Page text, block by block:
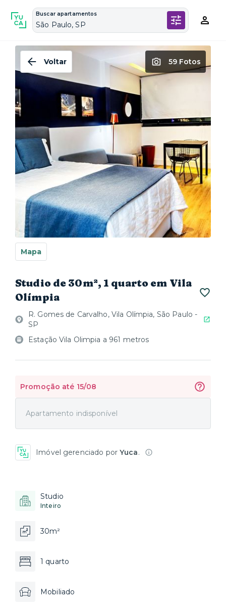
Buscar apartamentos
São Paulo, SP
Voltar 59 Fotos
Mapa
Studio de 30m², 1 quarto em Vila
Olímpia
R. Gomes de Carvalho, Vila Olímpia, São Paulo -
SP
Estação Vila Olimpia a 961 metros
Promoção até 15/08
Apartamento indisponível
Imóvel gerenciado porYuca.
Studio
Inteiro
30m²
1 quarto
Mobiliado